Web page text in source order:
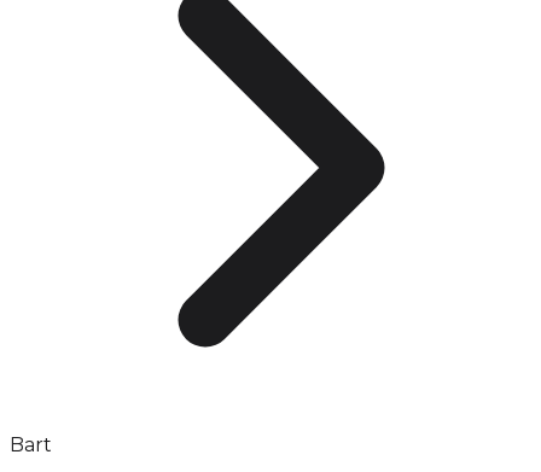
Bart